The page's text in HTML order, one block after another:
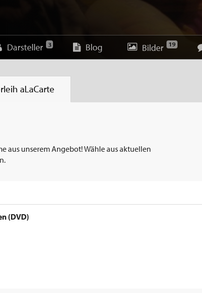
Darsteller 3 Blog Bilder 19
aLaCarte
aus unserem Angebot! Wähle aus aktuellen
(DVD)